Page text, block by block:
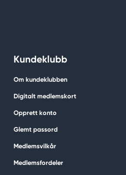
Kundeklubb
Om kundeklubben
Digitalt medlemskort
Opprett konto
Glemt passord
Medlemsvilkår
Medlemsfordeler